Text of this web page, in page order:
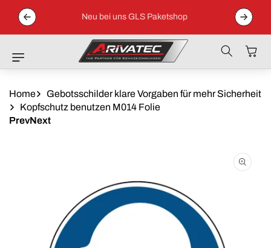
Direkt Zum
Inhalt
/
Neu bei uns GLS Paketshop
Home
Gebotsschilder klare Vorgaben für mehr Sicherheit
Kopfschutz benutzen M014 Folie
PrevNext